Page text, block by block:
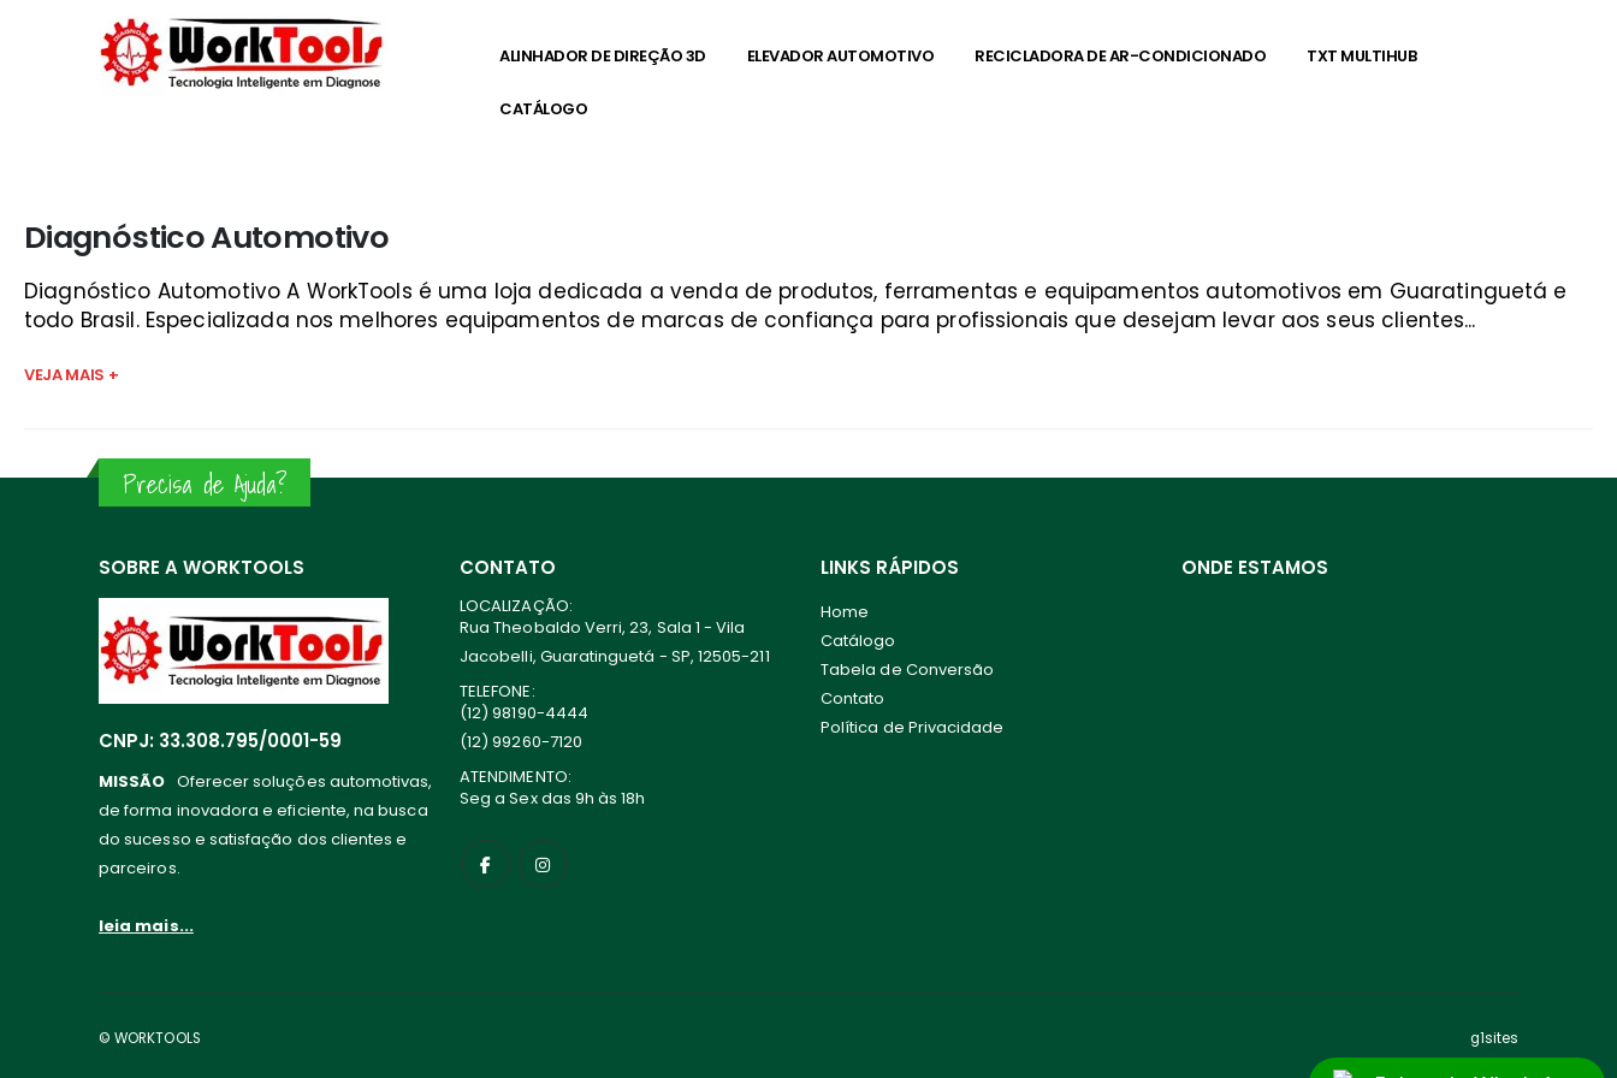
ALINHADOR DE DIREÇÃO 3D ELEVADOR AUTOMOTIVO RECICLADORA DE AR-CONDICIONADO TXT MULTIHUB
CATÁLOGO
Diagnóstico Automotivo
Diagnóstico Automotivo A WorkTools é uma loja dedicada a venda de produtos, ferramentas e equipamentos automotivos em Guaratinguetá e
todo Brasil. Especializada nos melhores equipamentos de marcas de confiança para profissionais que desejam levar aos seus clientes...
VEJA MAIS +
Precisa de Ajuda?
SOBRE A WORKTOOLS
CNPJ: 33.308.795/0001-59
MISSÃO Oferecer soluções automotivas,
de forma inovadora e eficiente, na busca
do sucesso e satisfação dos clientes e
parceiros.
leia mais...
CONTATO
LOCALIZAÇÃO:
Rua Theobaldo Verri, 23, Sala 1 - Vila
Jacobelli, Guaratinguetá - SP, 12505-211
TELEFONE:
(12) 98190-4444
(12) 99260-7120
ATENDIMENTO:
Seg a Sex das 9h às 18h
LINKS RÁPIDOS
Home
Catálogo
Tabela de Conversão
Contato
Política de Privacidade
ONDE ESTAMOS
© WORKTOOLS g1sites